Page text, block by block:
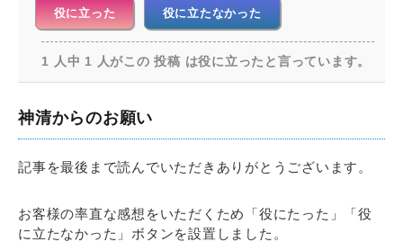
役に立った 役に立たなかった
1 人中 1 人がこの 投稿 は役に立ったと言っています。
神清からのお願い
記事を最後まで読んでいただきありがとうございます。
お客様の率直な感想をいただくため「役にたった」「役
に立たなかった」ボタンを設置しました。